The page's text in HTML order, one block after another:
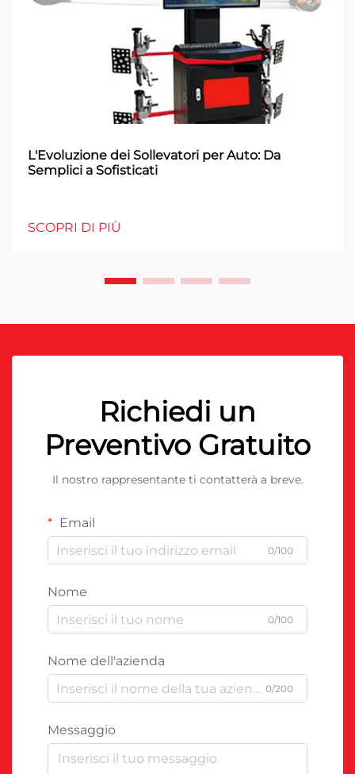
L'Evoluzione dei Sollevatori per Auto: Da
Semplici a Sofisticati
SCOPRI DI PIÙ
Richiedi un
Preventivo Gratuito
Il nostro rappresentante ti contatterà a breve.
Email
0/100
Nome
0/100
Nome dell'azienda
0/200
Messaggio